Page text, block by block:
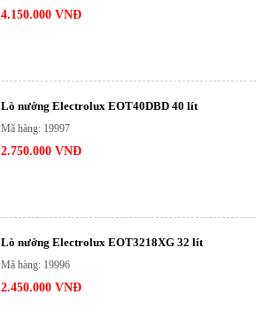
4.150.000 VNĐ
Lò nướng Electrolux EOT40DBD 40 lít
Mã hàng: 19997
2.750.000 VNĐ
Lò nướng Electrolux EOT3218XG 32 lít
Mã hàng: 19996
2.450.000 VNĐ